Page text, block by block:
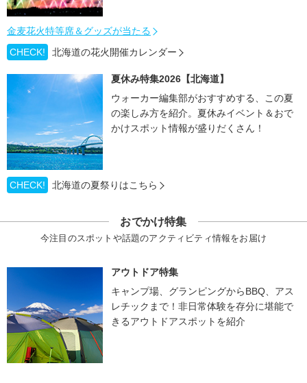
金麦花火特等席＆グッズが当たる
CHECK!
北海道の花火開催カレンダー
夏休み特集2026【北海道】
ウォーカー編集部がおすすめする、この夏
の楽しみ方を紹介。夏休みイベント＆おで
かけスポット情報が盛りだくさん！
CHECK! 北海道の夏祭りはこちら
おでかけ特集
今注目のスポットや話題のアクティビティ情報をお届け
アウトドア特集
キャンプ場、グランピングからBBQ、アス
レチックまで！非日常体験を存分に堪能で
きるアウトドアスポットを紹介